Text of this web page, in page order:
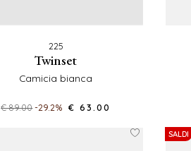
225
twinset
camicia bianca
€ 89.00-29.2% € 63.00
SALDI